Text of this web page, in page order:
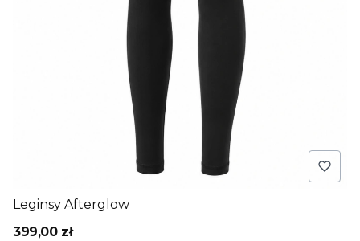
Leginsy Afterglow
399,00 zł